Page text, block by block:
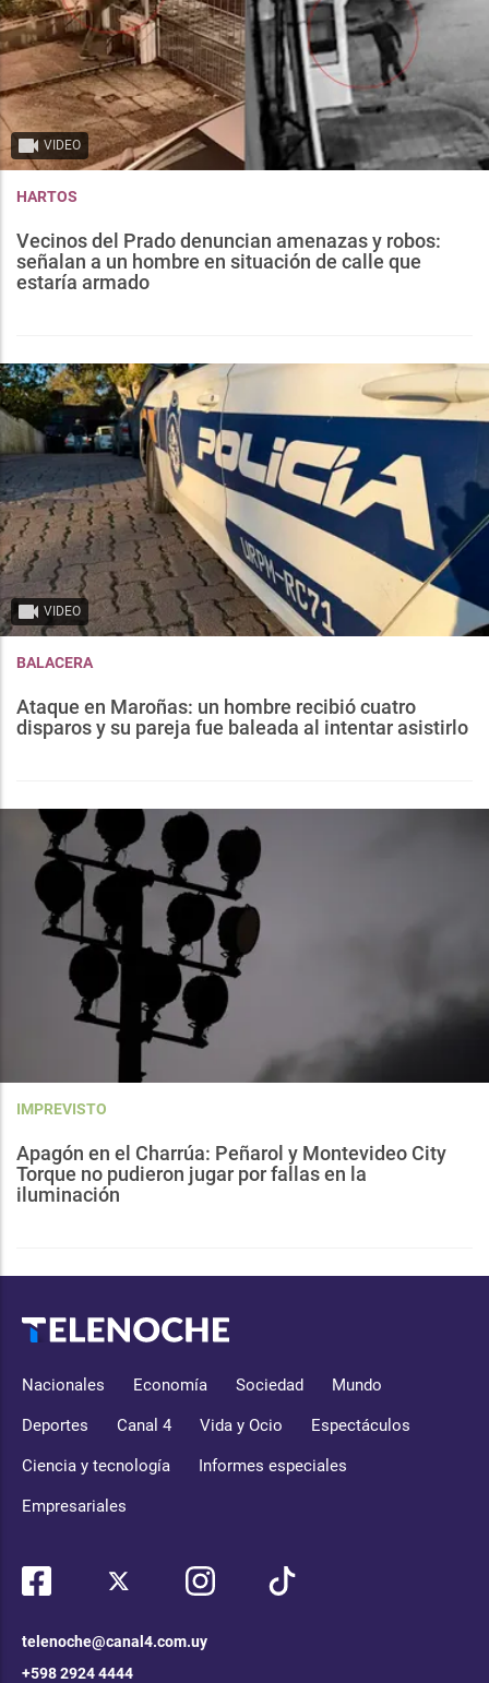
VIDEO
HARTOS
Vecinos del Prado denuncian amenazas y robos:
señalan a un hombre en situación de calle que
estaría armado
VIDEO
BALACERA
Ataque en Maroñas: un hombre recibió cuatro
disparos y su pareja fue baleada al intentar asistirlo
IMPREVISTO
Apagón en el Charrúa: Peñarol y Montevideo City
Torque no pudieron jugar por fallas en la
iluminación
Nacionales Economía Sociedad Mundo
Deportes Canal 4 Vida y Ocio Espectáculos
Ciencia y tecnología Informes especiales
Empresariales
telenoche@canal4.com.uy
+598 2924 4444